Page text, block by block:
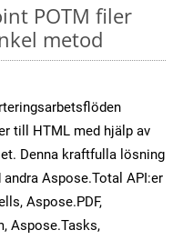
POTM filer
metod
till HTML med hjälp av
Denna kraftfulla lösning
Aspose.Total API:er
Aspose.PDF,
Aspose.Tasks,